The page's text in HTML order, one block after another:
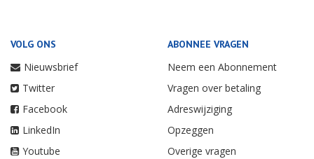
VOLG ONS
Nieuwsbrief
Twitter
Facebook
LinkedIn
Youtube
ABONNEE VRAGEN
Neem een Abonnement
Vragen over betaling
Adreswijziging
Opzeggen
Overige vragen